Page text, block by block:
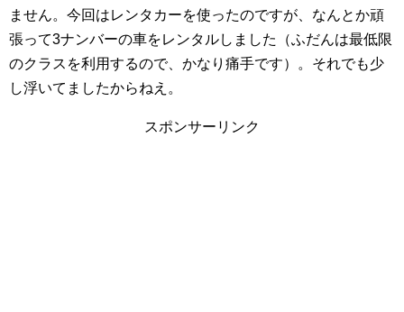
ません。今回はレンタカーを使ったのですが、なんとか頑
張って3ナンバーの車をレンタルしました（ふだんは最低限
のクラスを利用するので、かなり痛手です）。それでも少
し浮いてましたからねえ。
スポンサーリンク